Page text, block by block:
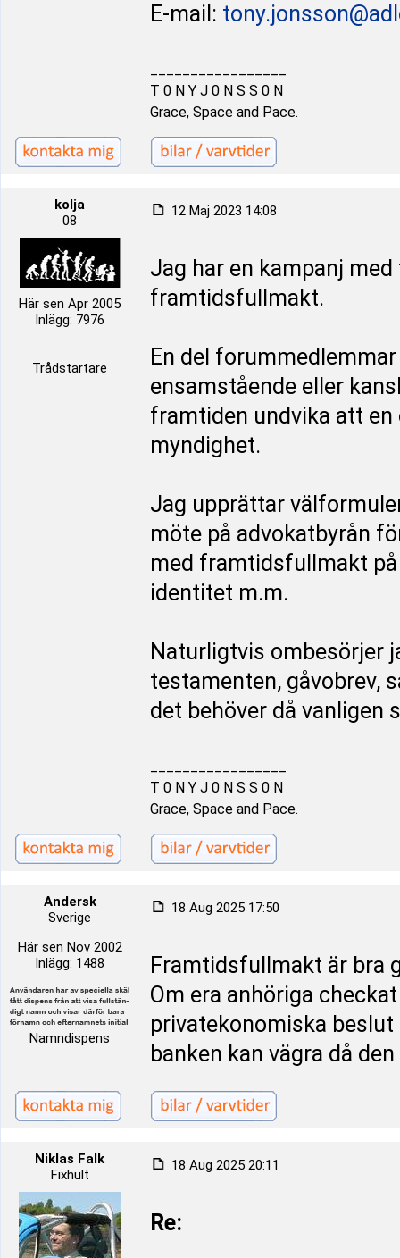
E-mail:
T 0 N Y J 0 N S S 0 N
Grace, Space and Pace.
kolja
08
Här sen Apr 2005
Inlägg: 7976
Trådstartare
12 Maj 2023 14:08
Jag har en kampanj
framtidsfullmakt.
En del
ensamstående eller
framtiden undvika att
myndighet.
Jag upprättar
möte på advokatbyrån
med framtidsfullmakt
identitet m.m.
Naturligtvis ombesörjer
testamenten, gåvobrev,
det behöver då vanligen
T 0 N Y J 0 N S S 0 N
Grace, Space and Pace.
Andersk
Sverige
Här sen Nov 2002
Inlägg: 1488
Namndispens
18 Aug 2025 17:50
Framtidsfullmakt är bra
Om era anhöriga
privatekonomiska
banken kan vägra då
Niklas Falk
Fixhult
18 Aug 2025 20:11
Re: